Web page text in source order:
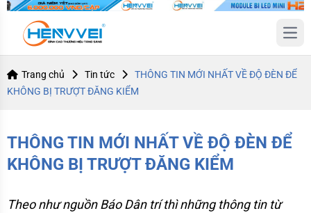
Trang chủ Tin tức
THÔNG TIN MỚI NHẤT VỀ ĐỘ ĐÈN ĐỂ
KHÔNG BỊ TRƯỢT ĐĂNG KIỂM
THÔNG TIN MỚI NHẤT VỀ ĐỘ ĐÈN ĐỂ
KHÔNG BỊ TRƯỢT ĐĂNG KIỂM
Theo như nguồn Báo Dân trí thì những thông tin từ